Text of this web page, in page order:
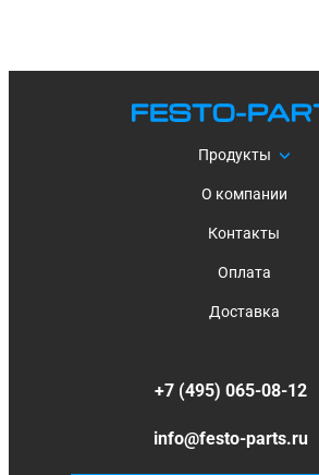
Продукты
О компании
Контакты
Оплата
Доставка
+7 (495) 065-08-12
info@festo-parts.ru